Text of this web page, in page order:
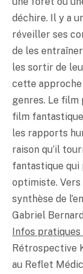
déchire. Il y a
réveiller ses
de les
les sortir de
cette approche
genres. Le
film
les rapports
raison qu’il
fantastique qui
optimiste. Vers
synthèse de
Gabriel Bernard
Infos pratiques
Rétrospective
au Reflet